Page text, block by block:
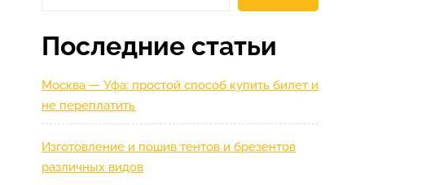
Последние статьи
Москва — Уфа: простой способ купить билет и
не переплатить
Изготовление и пошив тентов и брезентов
различных видов